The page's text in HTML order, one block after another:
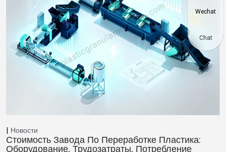
Новости
Стоимость Завода По Переработке Пластика:
Оборудование, Трудозатраты, Потребление
Wechat
Chat